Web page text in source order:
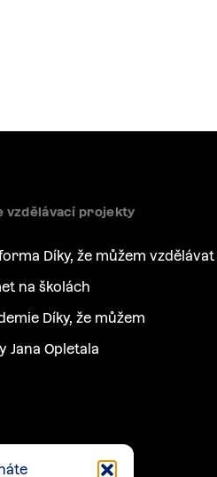
vzdělávací projekty
Díky, že můžem vzdělávat
na školách
Díky, že můžem
Jana Opletala